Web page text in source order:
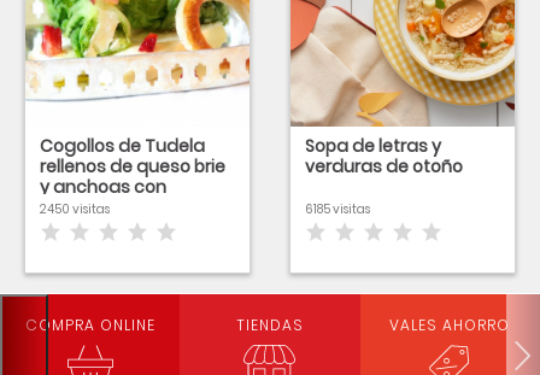
Cogollos de Tudela
rellenos de queso brie
y anchoas con
vinagreta de fresas
2450 visitas
Sopa de letras y
verduras de otoño
6185 visitas
COMPRA ONLINE TIENDAS VALES AHORRO